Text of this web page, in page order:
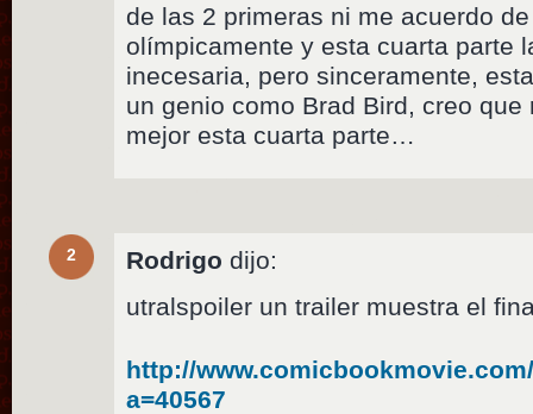
de las 2 primeras ni me acuerdo
olímpicamente y esta cuarta parte
inecesaria, pero sinceramente,
un genio como Brad Bird, creo
mejor esta cuarta parte…
2 Rodrigo dijo:
utralspoiler un trailer muestra el
http://
a=40567